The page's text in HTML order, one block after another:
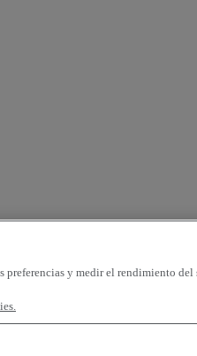
y medir el rendimiento